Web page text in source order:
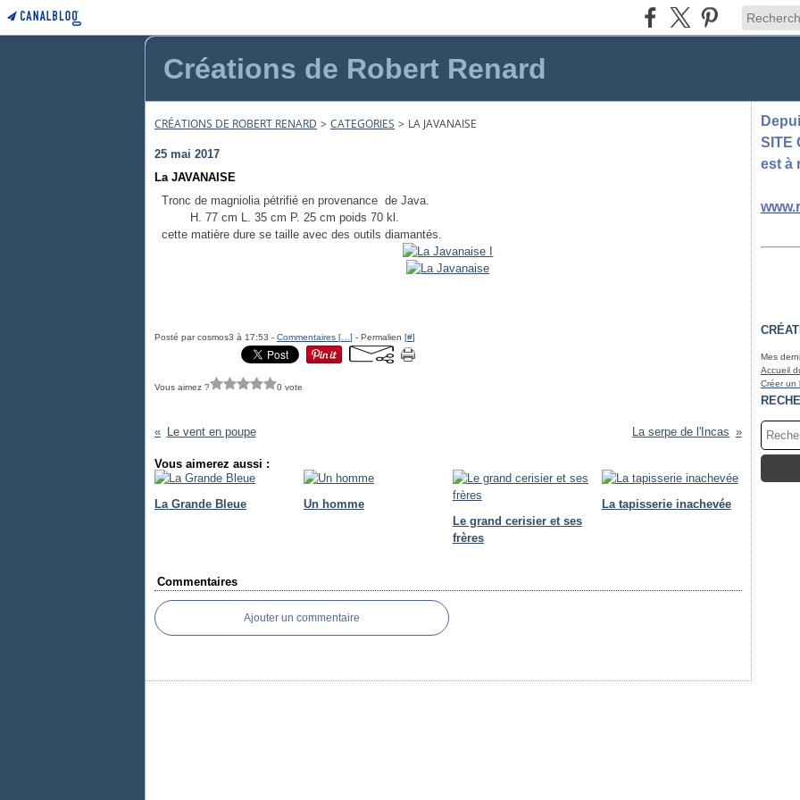
Créations de Robert Renard
CRÉATIONS DE ROBERT RENARD > CATEGORIES > LA JAVANAISE
25 mai 2017
La JAVANAISE
Tronc de magniolia pétrifié en provenance de Java.
H. 77 cm L. 35 cm P. 25 cm poids 70 kl.
cette matière dure se taille avec des outils diamantés.
Posté par cosmos3 à 17:53 - Commentaires [ ] - Permalien [#]
Vous aimez ? 0 vote
Le vent en poupe La serpe de l'Incas
Vous aimerez aussi :
La Grande Bleue
Un homme
Le grand cerisier et ses
frères
La tapisserie inachevée
Commentaires
Ajouter un commentaire
SITE
est à
Mes
Accueil
Créer un